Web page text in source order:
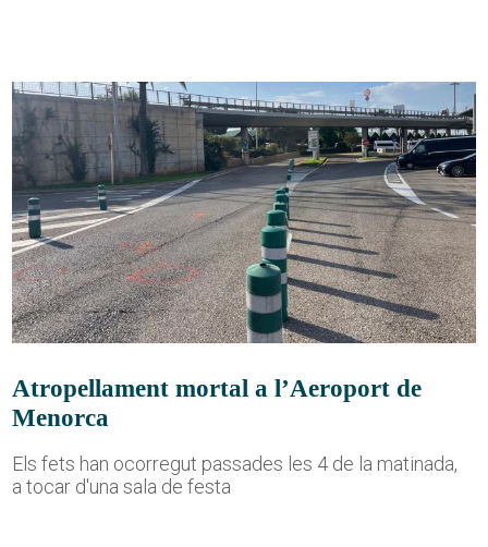
Atropellament mortal a l’Aeroport de
Menorca
Els fets han ocorregut passades les 4 de la matinada,
a tocar d'una sala de festa